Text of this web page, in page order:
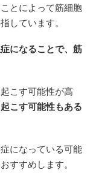
とによって筋細胞
しています。
になることで、筋
こす可能性が高
こす可能性もある
になっている可能
すすめします。